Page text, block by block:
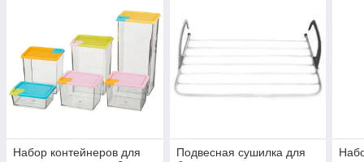
Набор контейнеров для
Подвесная сушилка для